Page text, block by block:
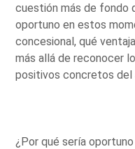
cuestión más de fondo
oportuno en estos
concesional, qué
más allá de reconocer
positivos concretos del
¿Por qué sería